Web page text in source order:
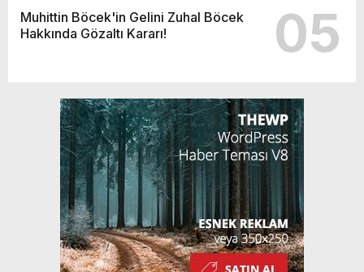
Muhittin Böcek'in Gelini Zuhal Böcek
Hakkında Gözaltı Kararı!
05